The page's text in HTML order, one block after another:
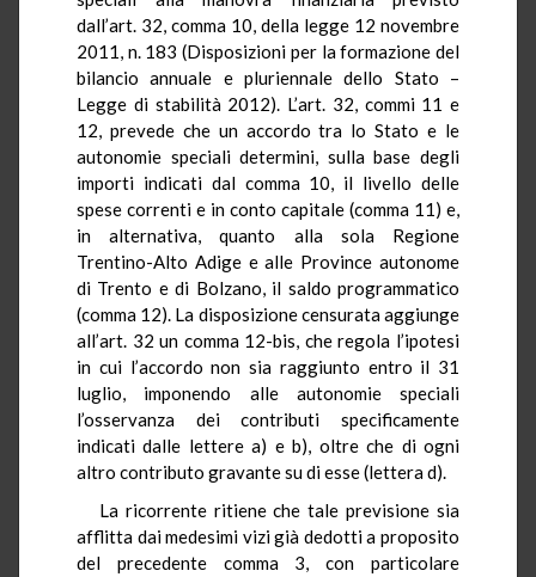
dall’art. 32, comma 10, della legge 12 novembre
2011, n. 183 (Disposizioni per la formazione del
bilancio annuale e pluriennale dello Stato –
Legge di stabilità 2012). L’art. 32, commi 11 e
12, prevede che un accordo tra lo Stato e le
autonomie speciali determini, sulla base degli
importi indicati dal comma 10, il livello delle
spese correnti e in conto capitale (comma 11) e,
in alternativa, quanto alla sola Regione
Trentino-Alto Adige e alle Province autonome
di Trento e di Bolzano, il saldo programmatico
(comma 12). La disposizione censurata aggiunge
all’art. 32 un comma 12-bis, che regola l’ipotesi
in cui l’accordo non sia raggiunto entro il 31
luglio, imponendo alle autonomie speciali
l’osservanza dei contributi specificamente
indicati dalle lettere a) e b), oltre che di ogni
altro contributo gravante su di esse (lettera d).
La ricorrente ritiene che tale previsione sia
afflitta dai medesimi vizi già dedotti a proposito
del precedente comma 3, con particolare